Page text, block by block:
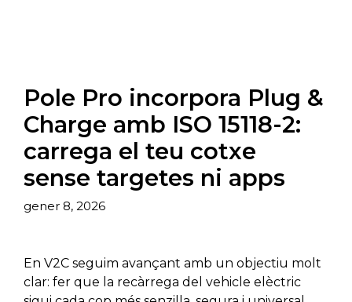
Pole Pro incorpora Plug &
Charge amb ISO 15118-2:
carrega el teu cotxe
sense targetes ni apps
gener 8, 2026
En V2C seguim avançant amb un objectiu molt
clar: fer que la recàrrega del vehicle elèctric